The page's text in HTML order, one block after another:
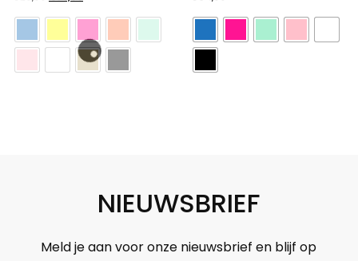
€29,99.€14,99.
NIEUWSBRIEF
Meld je aan voor onze nieuwsbrief en blijf op